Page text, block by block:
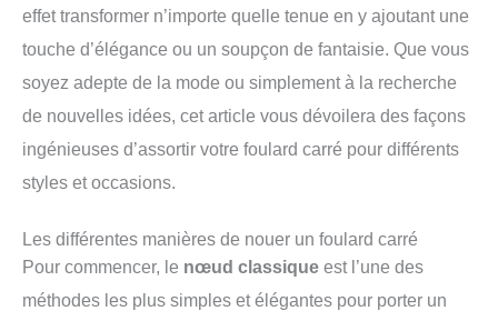
effet transformer n’importe quelle tenue en y ajoutant une
touche d’élégance ou un soupçon de fantaisie. Que vous
soyez adepte de la mode ou simplement à la recherche
de nouvelles idées, cet article vous dévoilera des façons
ingénieuses d’assortir votre foulard carré pour différents
styles et occasions.
Les différentes manières de nouer un foulard carré
Pour commencer, le nœud classique est l’une des
méthodes les plus simples et élégantes pour porter un